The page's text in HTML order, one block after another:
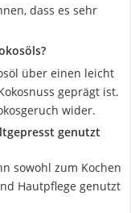
dass es sehr
über einen leicht
geprägt ist.
wider.
genutzt
sowohl zum Kochen
Hautpflege genutzt